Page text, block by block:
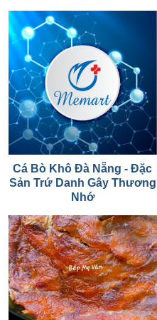
Cá Bò Khô Đà Nẵng - Đặc
Sản Trứ Danh Gây Thương
Nhớ